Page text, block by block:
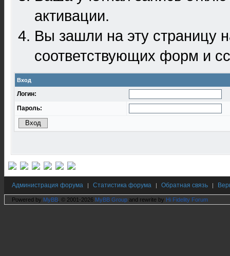
активации.
Вы зашли на эту
соответствующих форм и
Вход
Логин:
Пароль:
Администрация форума | Статистика форума | Обратная связь |
Powered by MyBB , © 2001-2026 MyBB Group and rewrite by Hi Fidelity Forum